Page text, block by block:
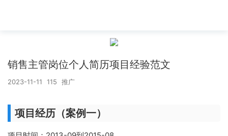
销售主管岗位个人简历项目经验范文
2023-11-11 115 推广
项目经历（案例一）